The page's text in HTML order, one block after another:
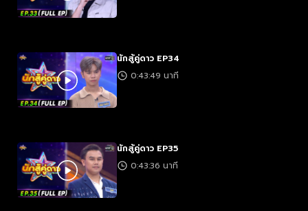
นักสู้คู่ดาว EP34
0:43:49 นาที
นักสู้คู่ดาว EP35
0:43:36 นาที